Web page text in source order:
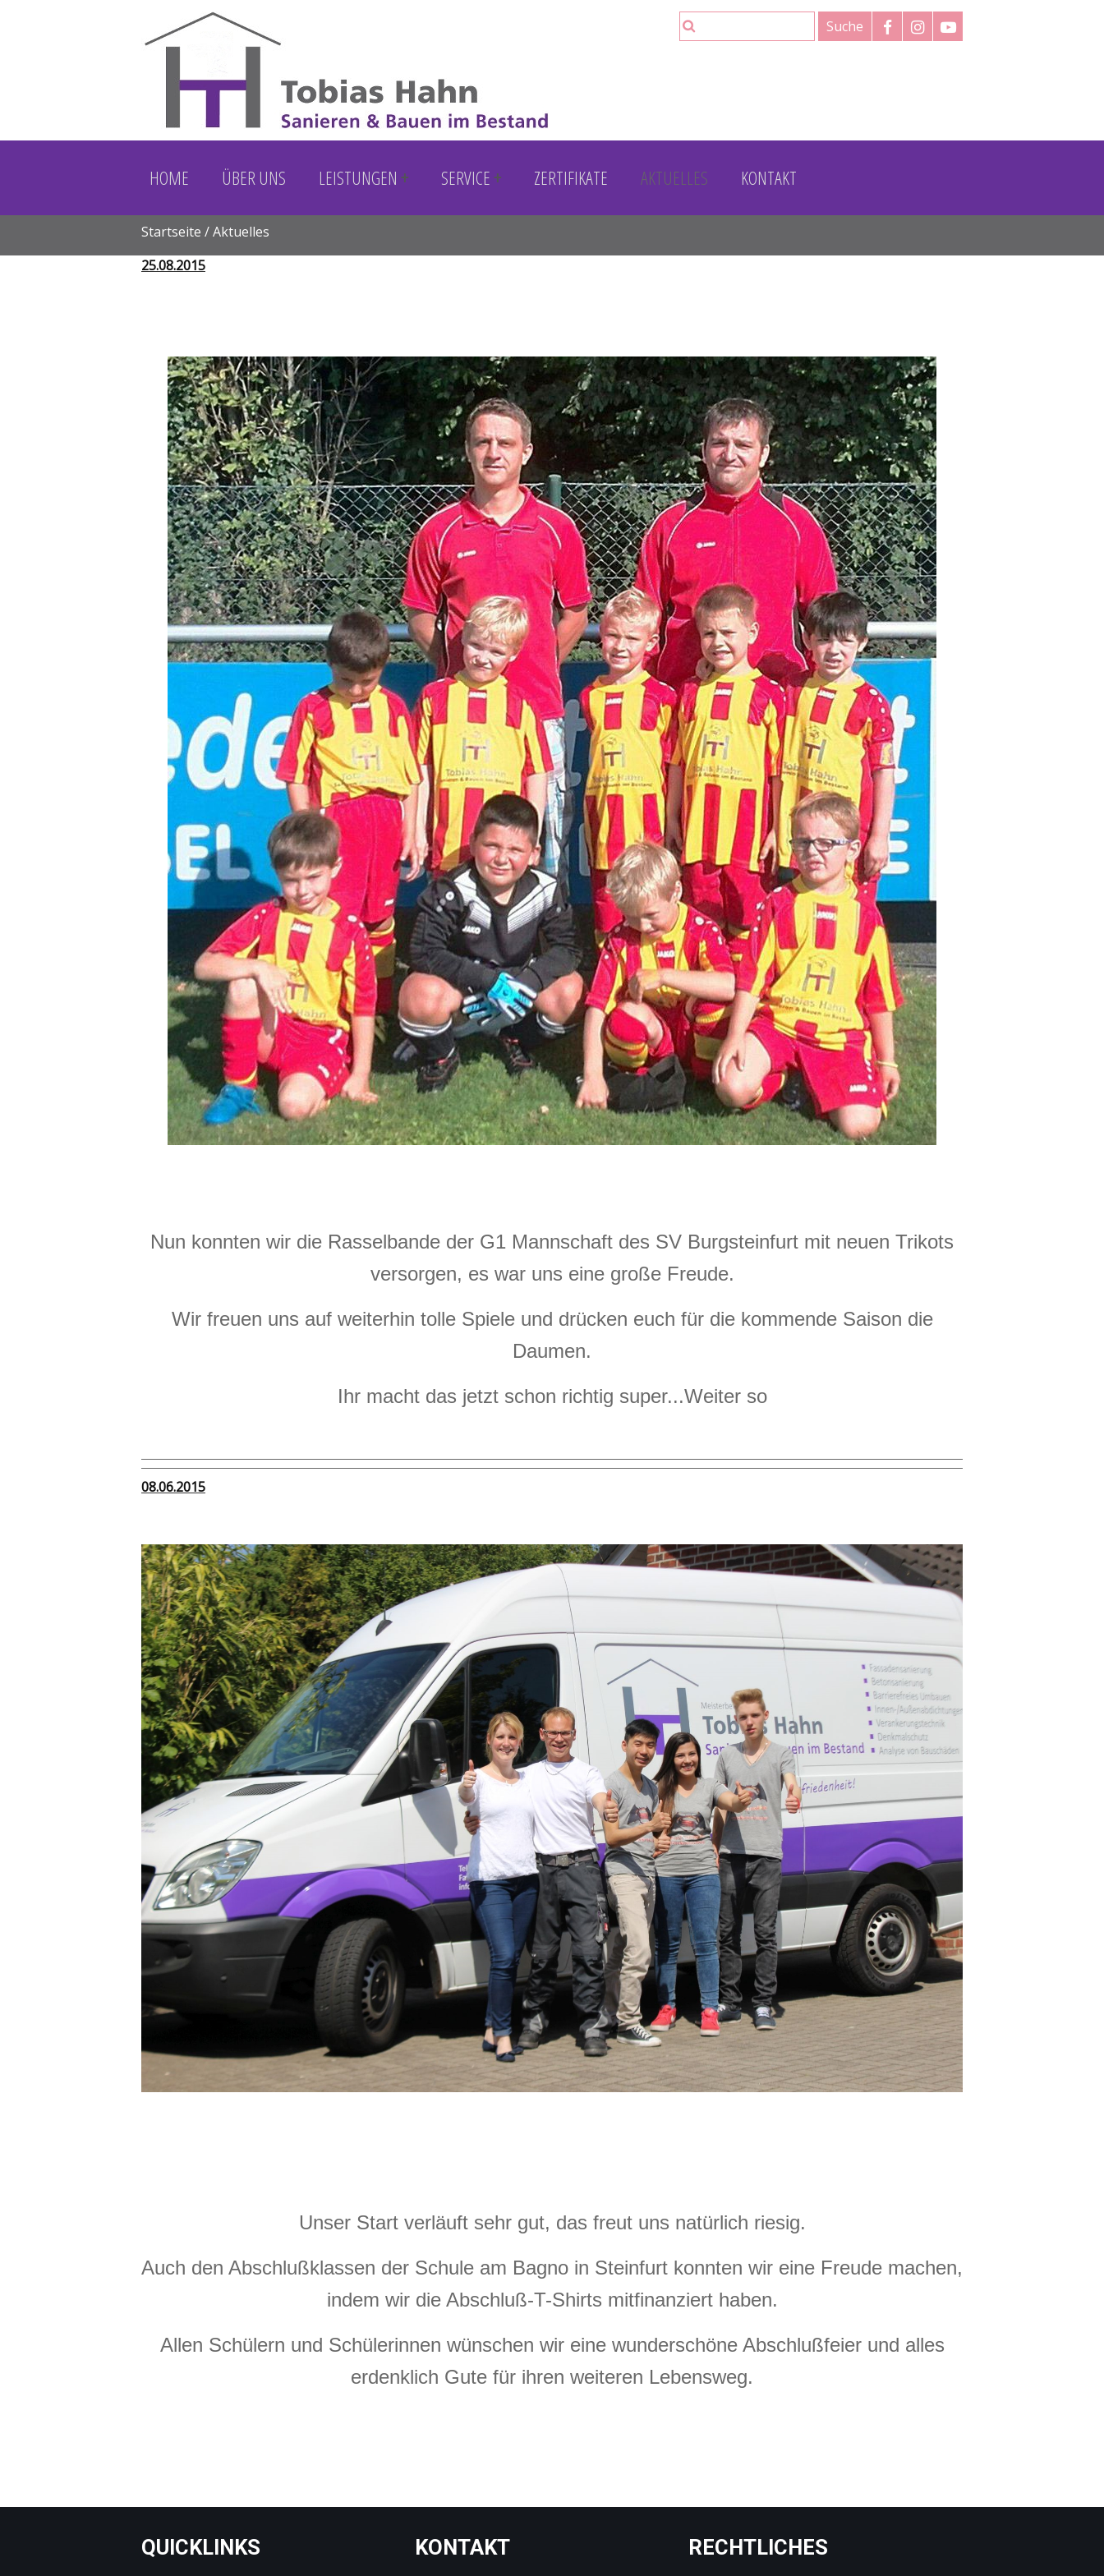
Suchformular
Suche
HOME ÜBER UNS LEISTUNGEN SERVICE ZERTIFIKATE AKTUELLES KONTAKT
Sie sind hier
Startseite / Aktuelles
25.08.2015
Nun konnten wir die Rasselbande der G1 Mannschaft des SV Burgsteinfurt mit neuen Trikots
versorgen, es war uns eine große Freude.
Wir freuen uns auf weiterhin tolle Spiele und drücken euch für die kommende Saison die
Daumen.
Ihr macht das jetzt schon richtig super...Weiter so
08.06.2015
Unser Start verläuft sehr gut, das freut uns natürlich riesig.
Auch den Abschlußklassen der Schule am Bagno in Steinfurt konnten wir eine Freude machen,
indem wir die Abschluß-T-Shirts mitfinanziert haben.
Allen Schülern und Schülerinnen wünschen wir eine wunderschöne Abschlußfeier und alles
erdenklich Gute für ihren weiteren Lebensweg.
QUICKLINKS KONTAKT RECHTLICHES